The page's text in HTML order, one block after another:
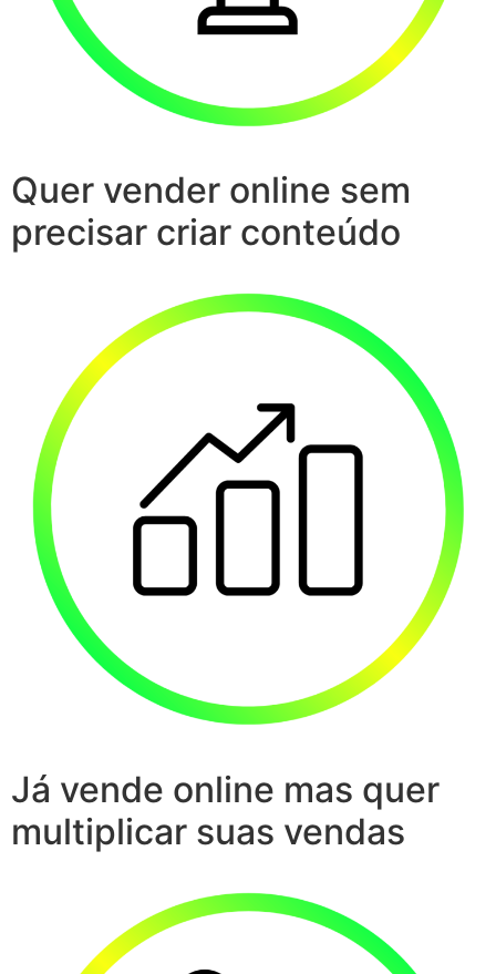
Quer vender online sem
precisar criar conteúdo
Já vende online mas quer
multiplicar suas vendas